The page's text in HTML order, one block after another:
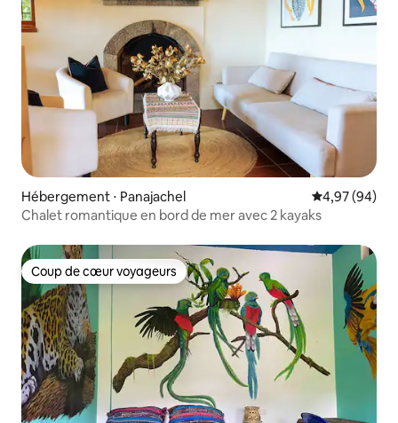
Hébergement ⋅ Panajachel Évaluation
4,97 (94)
Chalet romantique en bord de mer avec 2 kayaks
Coup de cœur voyageurs
Coup de cœur voyageurs